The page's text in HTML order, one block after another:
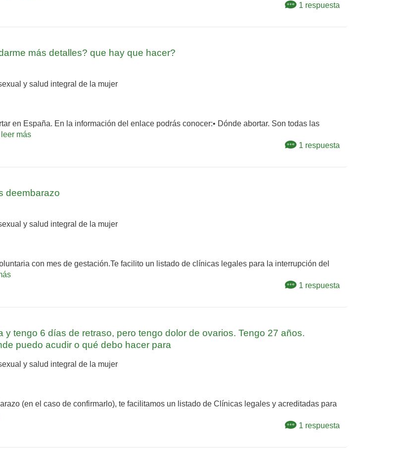
1 respuesta
más detalles? que hay que hacer?
y salud integral de la mujer
en España. En la información del enlace podrás conocer:• Dónde abortar. Son todas las
leer más
1 respuesta
deembarazo
y salud integral de la mujer
con mes de gestación.Te facilito un listado de clínicas legales para la interrupción del
1 respuesta
y tengo 6 días de retraso, pero tengo dolor de ovarios. Tengo 27 años.
puedo acudir o qué debo hacer para
y salud integral de la mujer
(en el caso de confirmarlo), te facilitamos un listado de Clínicas legales y acreditadas para
1 respuesta